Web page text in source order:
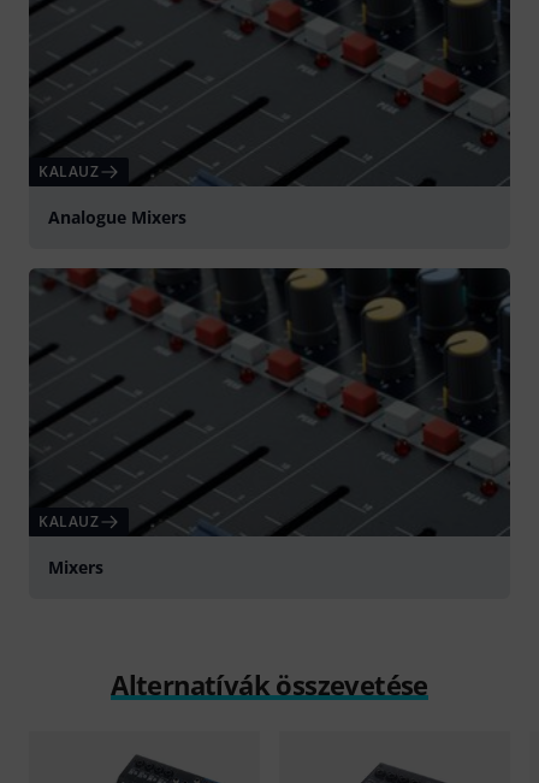
KALAUZ
Analogue Mixers
KALAUZ
Mixers
Alternatívák összevetése